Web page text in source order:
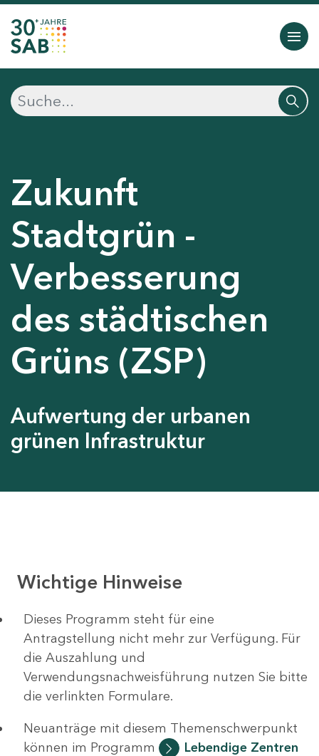
Zukunft
Stadtgrün -
Verbesserung
des städtischen
Grüns (ZSP)
Aufwertung der urbanen
grünen Infrastruktur
Wichtige Hinweise
Dieses Programm steht für eine
Antragstellung nicht mehr zur Verfügung. Für
die Auszahlung und
Verwendungsnachweisführung nutzen Sie bitte
die verlinkten Formulare.
Neuanträge mit diesem Themenschwerpunkt
können im Programm
Lebendige Zentren